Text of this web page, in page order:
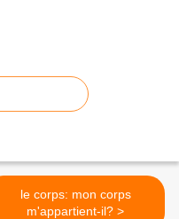
le corps: mon corps
m'appartient-il? >